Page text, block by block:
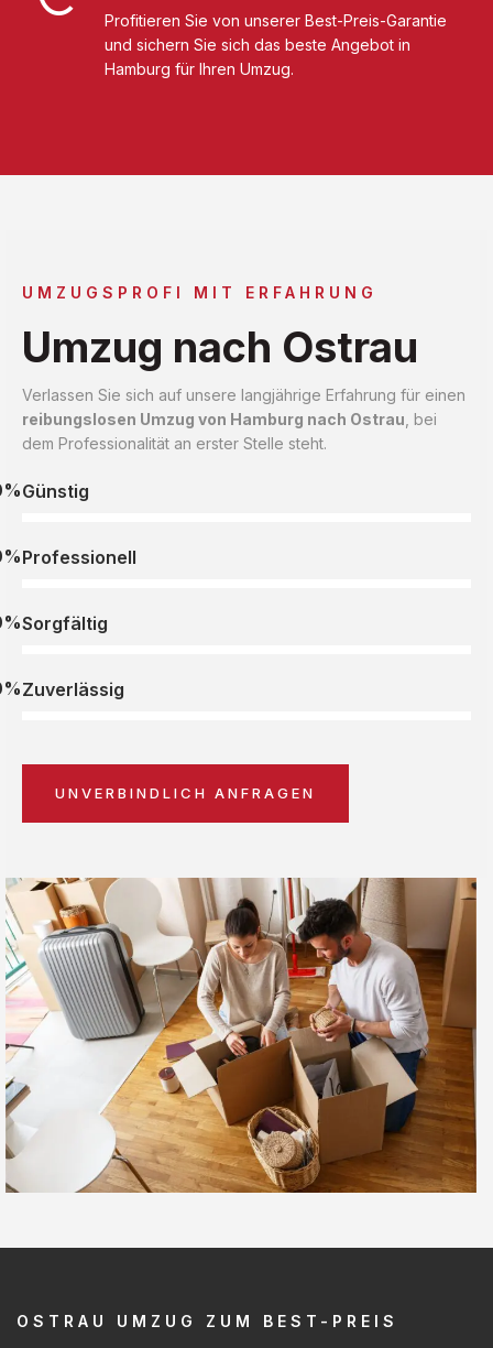
Profitieren Sie von unserer Best-Preis-Garantie
und sichern Sie sich das beste Angebot in
Hamburg für Ihren Umzug.
UMZUGSPROFI MIT ERFAHRUNG
Umzug nach Ostrau
Verlassen Sie sich auf unsere langjährige Erfahrung für einen
reibungslosen Umzug von Hamburg nach Ostrau , bei
dem Professionalität an erster Stelle steht.
Günstig
Professionell
Sorgfältig
Zuverlässig
UNVERBINDLICH ANFRAGEN
OSTRAU UMZUG ZUM BEST-PREIS